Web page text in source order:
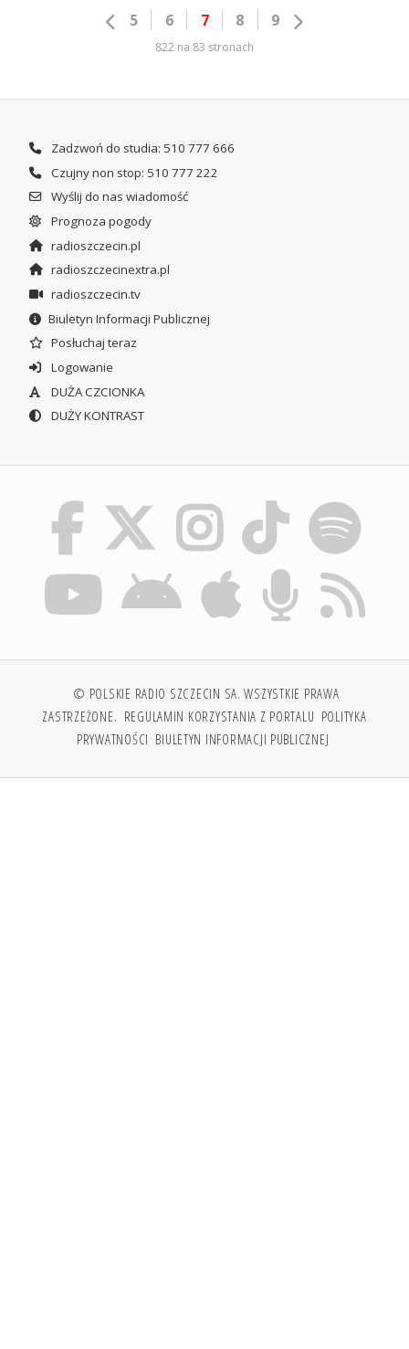
5 6 7 8 9
822 na 83 stronach
Zadzwoń do studia: 510 777 666
Czujny non stop: 510 777 222
Wyślij do nas wiadomość
Prognoza pogody
radioszczecin.pl
radioszczecinextra.pl
radioszczecin.tv
Biuletyn Informacji Publicznej
Posłuchaj teraz
Logowanie
DUŻA CZCIONKA
DUŻY KONTRAST
© POLSKIE RADIO SZCZECIN SA. WSZYSTKIE PRAWA
ZASTRZEŻONE. REGULAMIN KORZYSTANIA Z PORTALU POLITYKA
PRYWATNOŚCI BIULETYN INFORMACJI PUBLICZNEJ